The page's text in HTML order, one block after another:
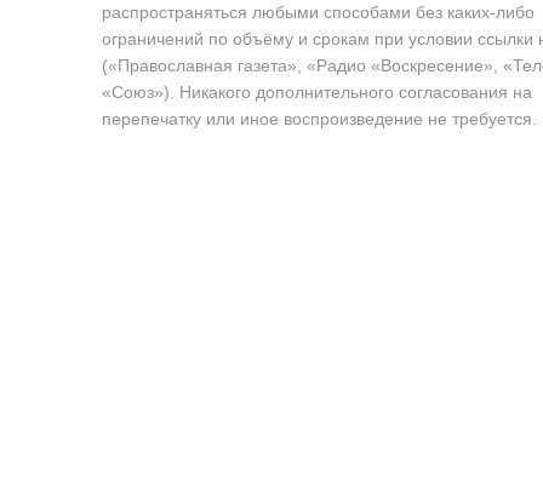
распространяться любыми способами без каких-либо
ограничений по объёму и срокам при условии ссылки
(«Православная газета», «Радио «Воскресение»,
«Союз»). Никакого дополнительного согласования на
перепечатку или иное воспроизведение не требуется.